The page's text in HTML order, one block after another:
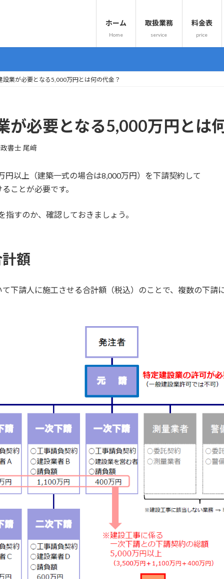
ホーム
Home
取扱業務
service
料金表
price
設業が必要となる5,000万円とは何の代金？
が必要となる5,000万円とは
書士 尾﨑
以上（建築一式の場合は8,000万円）を下請契約して
ことが必要です。
すのか、確認しておきましょう。
額
下請人に施工させる合計額（税込）のことで、複数の下請